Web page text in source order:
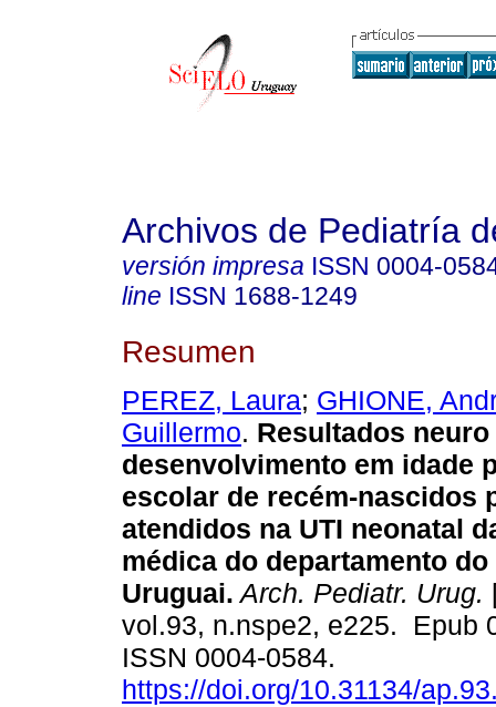
Archivos de Pediatría
versión impresa ISSN 0004-
line ISSN 1688-1249
Resumen
PEREZ, Laura; GHIONE,
Guillermo. Resultados neuro
desenvolvimento em idade
escolar de recém-nascidos
atendidos na UTI neonatal
médica do departamento
Uruguai. Arch. Pediatr. Urug.
vol.93, n.nspe2, e225. Epub
ISSN 0004-0584.
https://doi.org/10.31134/